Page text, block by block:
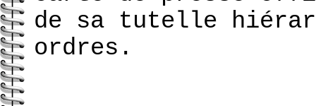
de sa tutelle
ordres.